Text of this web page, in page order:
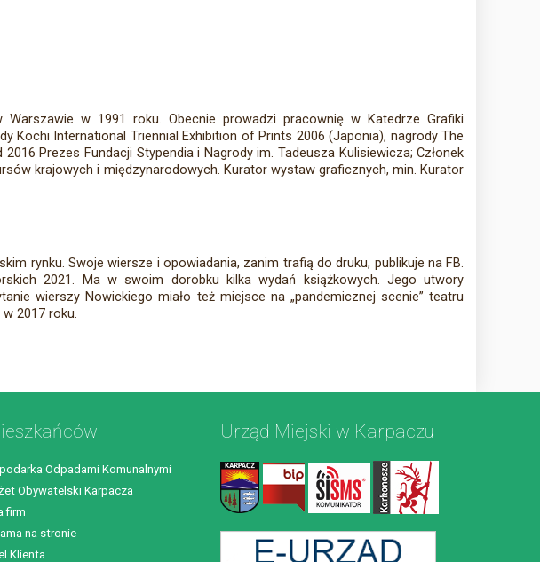
w 1991 roku. Obecnie prowadzi pracownię w Katedrze Grafiki
Kochi International Triennial Exhibition of Prints 2006 (Japonia), nagrody The
Prezes Fundacji Stypendia i Nagrody im. Tadeusza Kulisiewicza; Członek
krajowych i międzynarodowych. Kurator wystaw graficznych, min. Kurator
rynku. Swoje wiersze i opowiadania, zanim trafią do druku, publikuje na FB.
2021. Ma w swoim dorobku kilka wydań książkowych. Jego utwory
wierszy Nowickiego miało też miejsce na „pandemicznej scenie” teatru
2017 roku.
Odpadami Komunalnymi
Obywatelski Karpacza
firm
na stronie
Klienta
Urząd Miejski w Karpaczu